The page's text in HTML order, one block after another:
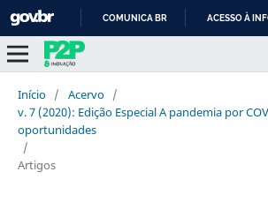
COMUNICA BR ACESSO À
Início / Acervo /
v. 7 (2020): Edição Especial A pandemia por
oportunidades
/
Artigos